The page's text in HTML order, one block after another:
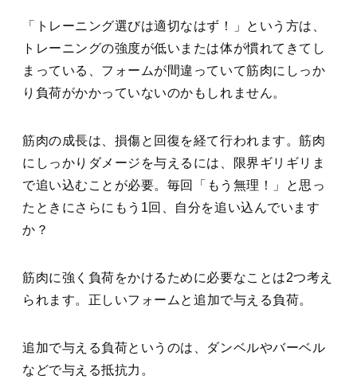
「トレーニング選びは適切なはず！」という方は、
トレーニングの強度が低いまたは体が慣れてきてし
まっている、フォームが間違っていて筋肉にしっか
り負荷がかかっていないのかもしれません。
筋肉の成長は、損傷と回復を経て行われます。筋肉
にしっかりダメージを与えるには、限界ギリギリま
で追い込むことが必要。毎回「もう無理！」と思っ
たときにさらにもう1回、自分を追い込んでいます
か？
筋肉に強く負荷をかけるために必要なことは2つ考え
られます。 正しいフォームと追加で与える負荷。
追加で与える負荷というのは、ダンベルやバーベル
などで与える抵抗力。